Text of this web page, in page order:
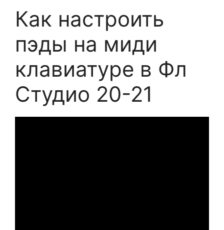
Как настроить
пэды на миди
клавиатуре в Фл
Студио 20-21